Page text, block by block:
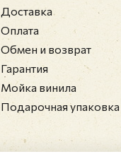
Доставка
Оплата
Обмен и возврат
Гарантия
Мойка винила
Подарочная упаковка